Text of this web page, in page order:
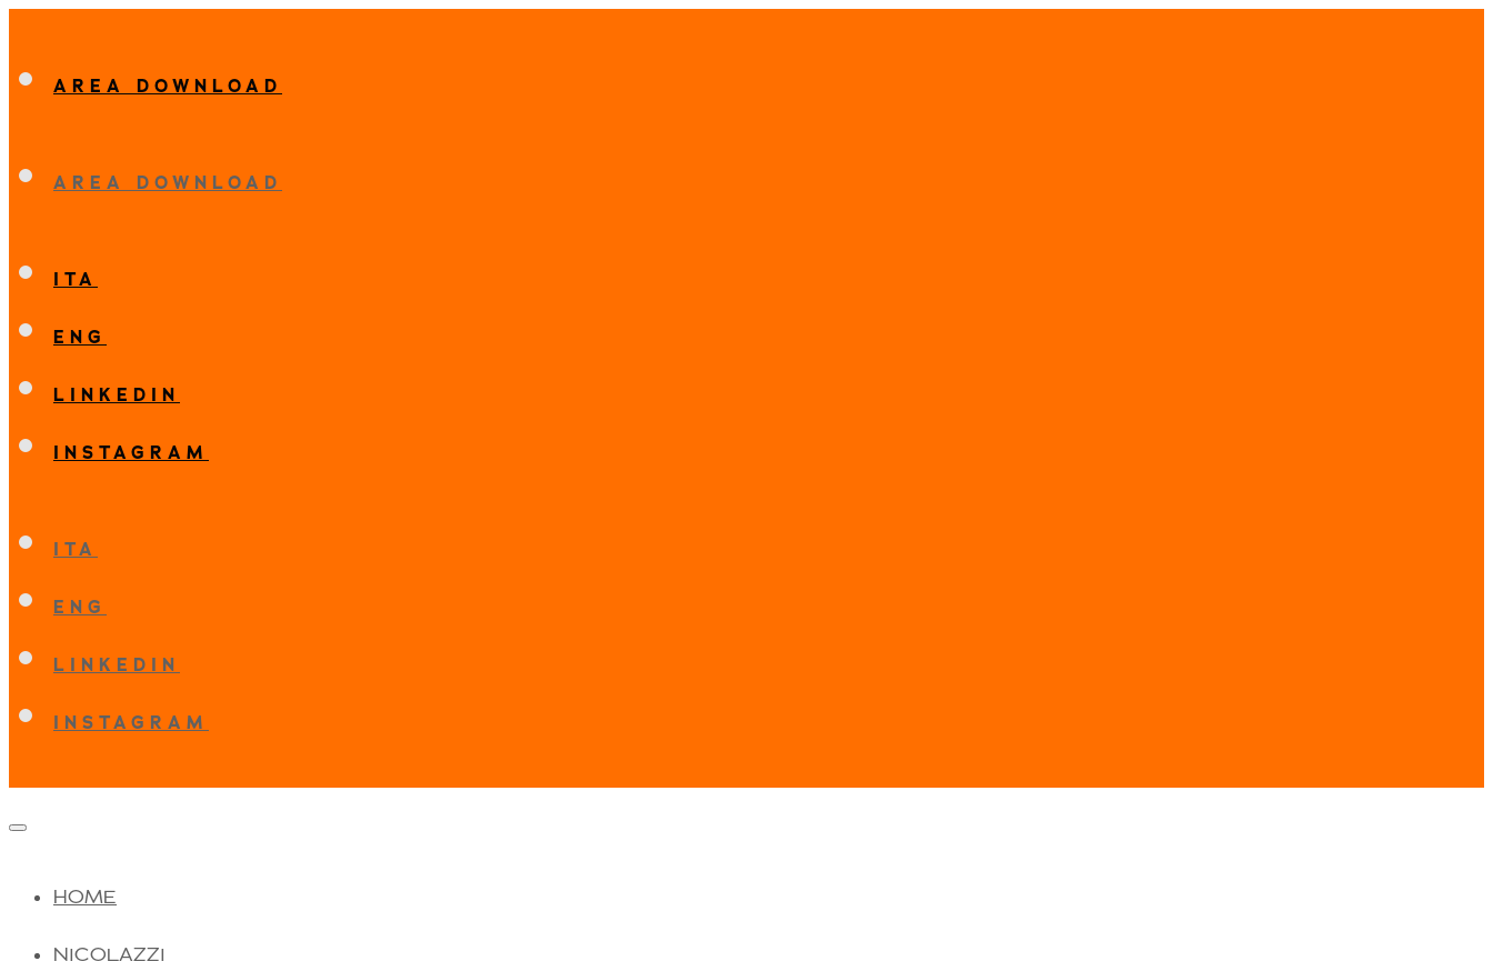
AREA DOWNLOAD
AREA DOWNLOAD
ITA
ENG
LINKEDIN
INSTAGRAM
ITA
ENG
LINKEDIN
INSTAGRAM
HOME
NICOLAZZI